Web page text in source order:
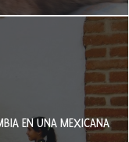
EN UNA MEXICANA